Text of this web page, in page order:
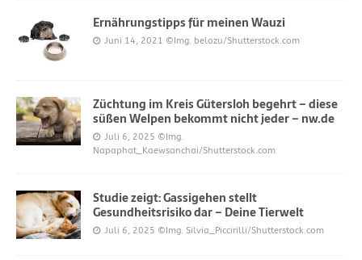
Ernährungstipps für meinen Wauzi
Juni 14, 2021 ©Img. belozu/Shutterstock.com
Züchtung im Kreis Gütersloh begehrt – diese
süßen Welpen bekommt nicht jeder – nw.de
Juli 6, 2025 ©Img.
Napaphat_Kaewsanchai/Shutterstock.com
Studie zeigt: Gassigehen stellt
Gesundheitsrisiko dar – Deine Tierwelt
Juli 6, 2025 ©Img. Silvia_Piccirilli/Shutterstock.com